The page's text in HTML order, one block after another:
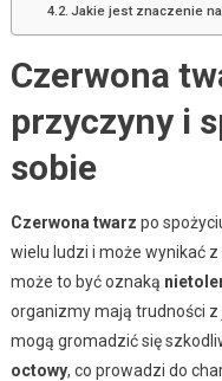
Jakie jest znaczenie
Czerwona
przyczyny i
sobie
Czerwona twarz po
wielu ludzi i może wynikać
może to być oznaką
organizmy mają trudności
mogą gromadzić się
octowy, co prowadzi do